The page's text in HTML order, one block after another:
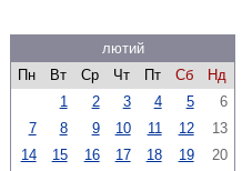
лютий
Пн
Вт Ср Чт Пт Сб
Нд
1
2 3 4 5
6
7
8 9 10 11 12
13
14
15 16 17 18 19
20